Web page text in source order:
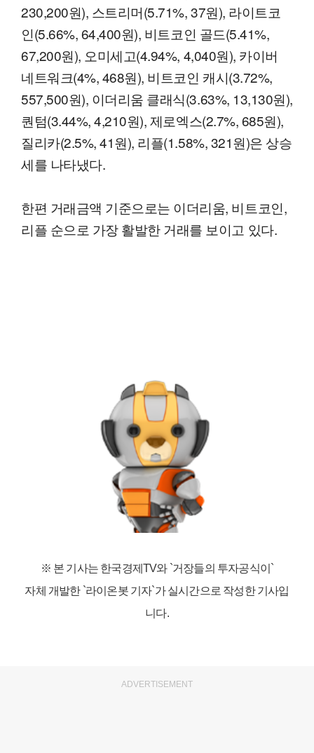
230,200원), 스트리머(5.71%, 37원), 라이트코
인(5.66%, 64,400원), 비트코인 골드(5.41%,
67,200원), 오미세고(4.94%, 4,040원), 카이버
네트워크(4%, 468원), 비트코인 캐시(3.72%,
557,500원), 이더리움 클래식(3.63%, 13,130원),
퀀텀(3.44%, 4,210원), 제로엑스(2.7%, 685원),
질리카(2.5%, 41원), 리플(1.58%, 321원)은 상승
세를 나타냈다.
한편 거래금액 기준으로는 이더리움, 비트코인,
리플 순으로 가장 활발한 거래를 보이고 있다.
※ 본 기사는 한국경제TV와 `거장들의 투자공식이`
자체 개발한 `라이온봇 기자`가 실시간으로 작성한 기사입
니다.
ADVERTISEMENT